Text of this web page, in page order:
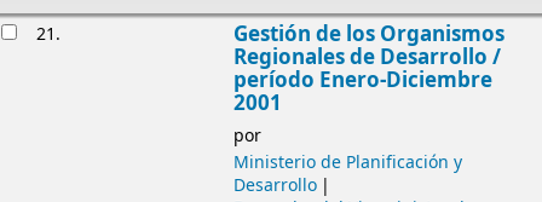
21. Gestión de los Organismos
Regionales de Desarrollo /
período Enero-Diciembre
2001
por
Ministerio de Planificación y
Desarrollo